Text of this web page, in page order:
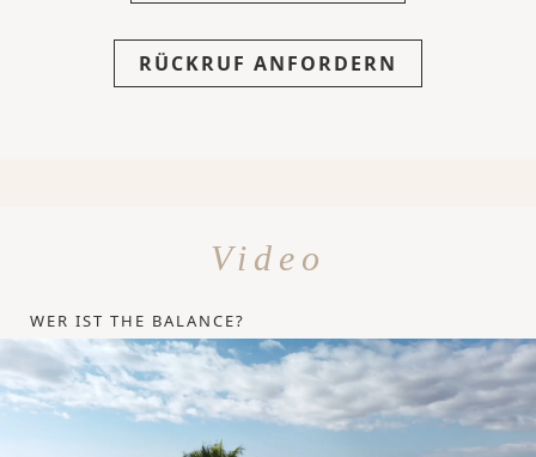
RÜCKRUF ANFORDERN
Video
WER IST THE BALANCE?